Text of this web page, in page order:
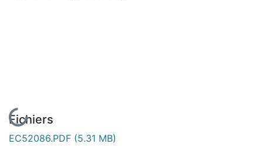
En cours de chargement...
Fichiers
EC52086.PDF (5.31 MB)